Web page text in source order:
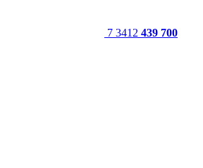
7 3412 439 700